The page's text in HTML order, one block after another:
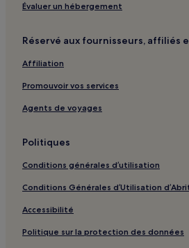
Lyon : Chambres d’hôtes
Lyon : hôtels Hôtels LGBTQIA+
Lyon : hôtels Hôtels-boutiques
Lyon : hôtels
Dardilly : hôtels Hôtels d’affaires
Vénissieux : hôtels Hôtels avec
Villeurbanne : hôtels Hôtels avec
Évaluer un hébergement
Réservé aux fournisseurs, affiliés
Affiliation
Promouvoir vos services
Agents de voyages
Politiques
Conditions générales d’utilisation
Conditions Générales d’Utilisation
Accessibilité
Politique sur la protection des données